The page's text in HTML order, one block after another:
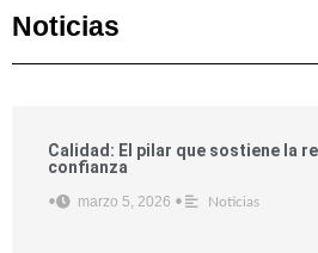
Noticias
Calidad: El pilar que sostiene la
confianza
• marzo 5, 2026 • Noticias